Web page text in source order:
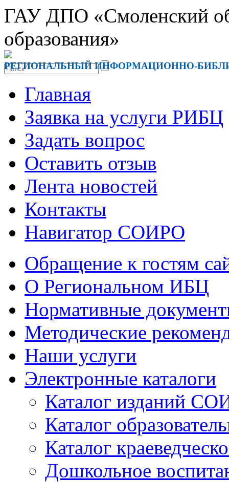
ГАУ ДПО «Смоленский
образования»
РЕГИОНАЛЬНЫЙ ИНФОРМАЦИОННО-
Главная
Заявка на услуги РИБЦ
Задать вопрос
Оставить отзыв
Лента новостей
Контакты
Навигатор СОИРО
Обращение к гостям
О Региональном ИБЦ
Нормативные
Методические
Наши услуги
Электронные каталоги
Каталог изданий
Каталог
Каталог
Дошкольное